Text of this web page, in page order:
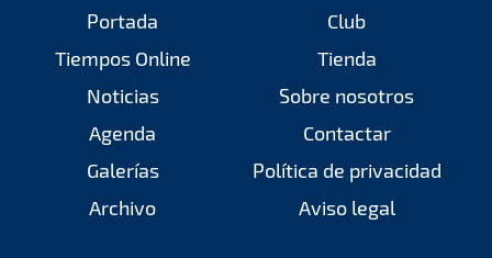
Portada
Tiempos Online
Noticias
Agenda
Galerías
Archivo
Club
Tienda
Sobre nosotros
Contactar
Política de privacidad
Aviso legal